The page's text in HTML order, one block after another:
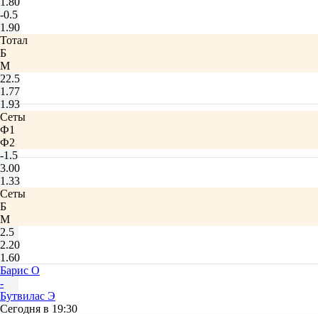
-0.5
1.90
Тотал
Б
М
22.5
1.77
1.93
Сеты
Ф1
Ф2
-1.5
3.00
1.33
Сеты
Б
М
2.5
2.20
1.60
Барис О
-
Бутвилас Э
Сегодня в 19:30